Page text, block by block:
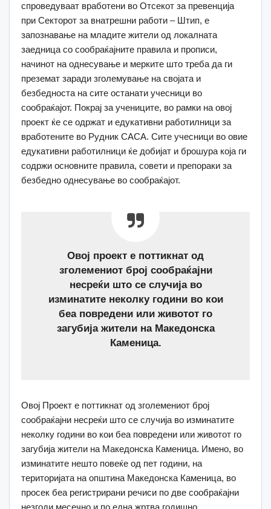
спроведуваат вработени во Отсекот за превенција
при Секторот за внатрешни работи – Штип, е
запознавање на младите жители од локалната
заедница со сообраќајните правила и прописи,
начинот на однесување и мерките што треба да ги
преземат заради зголемување на својата и
безбедноста на сите останати учесници во
сообраќајот. Покрај за учениците, во рамки на овој
проект ќе се одржат и едукативни работилници за
вработените во Рудник САСА. Сите учесници во овие
едукативни работилници ќе добијат и брошура која ги
содржи основните правила, совети и препораки за
безбедно однесување во сообраќајот.
Овој проект е поттикнат од
зголемениот број сообраќајни
несреќи што се случија во
изминатите неколку години во кои
беа повредени или животот го
загубија жители на Македонска
Каменица.
Овој Проект е поттикнат од зголемениот број
сообраќајни несреќи што се случија во изминатите
неколку години во кои беа повредени или животот го
загубија жители на Македонска Каменица. Имено, во
изминатите нешто повеќе од пет години, на
територијата на општина Македонска Каменица, во
просек беа регистрирани речиси по две сообраќајни